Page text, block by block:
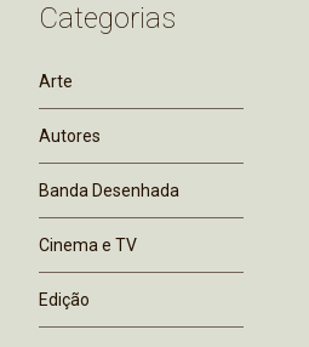
Categorias
Arte
Autores
Banda Desenhada
Cinema e TV
Edição